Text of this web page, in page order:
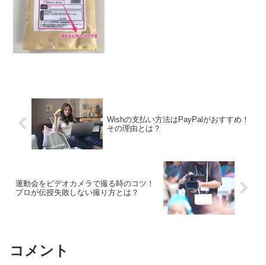
Wishの支払い方法はPayPalがおすすめ！
その理由とは？
運動会をビデオカメラで撮る時のコツ！
プロが伝授失敗しない撮り方とは？
コメント